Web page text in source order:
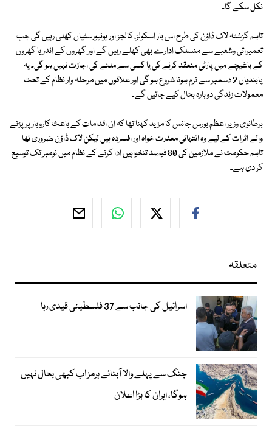
نکل سکے گا۔
تاہم گزشتہ لاک ڈاؤن کی طرح اس بار اسکولز، کالجز اور یونیورسٹیاں کھلی رہیں گی جب
تعمیراتی وشعبے سے منسلک ادارے بھی کھلے رہیں گے اور گھروں کے اندر یا گھروں
کے باغیچے میں پارٹی منعقد کرنے کی یا کسی سے ملنے کی اجازت نہیں ہو گی۔ یہ
پابندیاں 2 دسمبر سے نرم ہونا شروع ہو گی اور علاقوں میں مرحلہ وار نظام کے تحت
معمولات زندگی دوبارہ بحال کیے جائیں گے۔
برطانوی وزیر اعظم بورس جانس کا مزید کہنا تھا کہ ان اقدامات کے باعث کاروبار پر پڑنے
والے اثرات کے لیے وہ انتہائی معذرت خواہ اور افسردہ ہیں لیکن لاک ڈاؤن ضروری تھا
تاہم حکومت نے ملازمین کی 80 فیصد تنخواہیں ادا کرنے کے نظام میں نومبر تک توسیع
کر دی ہے۔
متعلقہ
اسرائیل کی جانب سے 37 فلسطینی قیدی رہا
جنگ سے پہلے والا آبنائے ہرمز اب کبھی بحال نہیں
ہوگا، ایران کا بڑا اعلان